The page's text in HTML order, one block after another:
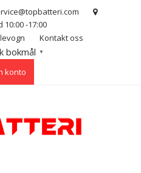
10:00 -17:00
Kontakt oss
bokmål ▼
konto